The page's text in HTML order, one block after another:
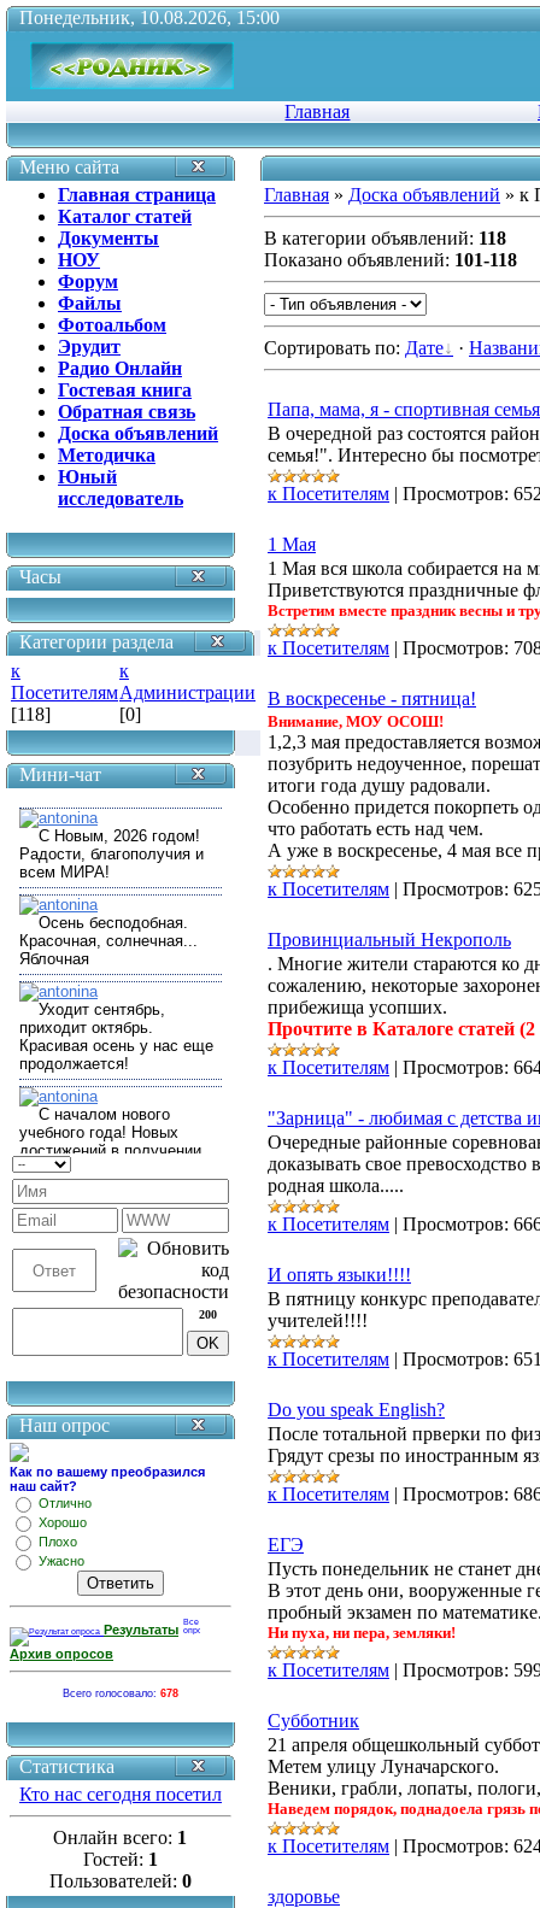
Понедельник, 10.08.2026, 15:00
Главная
Меню сайта
Главная страница
Каталог статей
Документы
НОУ
Форум
Файлы
Фотоальбом
Эрудит
Радио Онлайн
Гостевая книга
Обратная связь
Доска объявлений
Методичка
Юный
исследователь
Часы
Категории раздела
к
Посетителям
[118]
к
Администрации
[0]
Мини-чат
200
Наш опрос
Как по вашему преобразился
наш сайт?
Отлично
Хорошо
Плохо
Ужасно
Результаты
Архив опросов
Всего голосовало: 678
Статистика
Кто нас сегодня посетил
Онлайн всего: 1
Гостей: 1
Пользователей: 0
Главная » Доска объявлений » к
В категории объявлений: 118
Показано объявлений: 101-118
Сортировать по: Дате ·
Папа, мама, я - спортивная
В очередной раз состоятся
семья!". Интересно бы
к Посетителям | Просмотров:
1 Мая
1 Мая вся школа собирается
Приветствуются праздничные
Встретим вместе праздник весны и
к Посетителям | Просмотров:
В воскресенье - пятница!
Внимание, МОУ ОСОШ!
1,2,3 мая предоставляется
позубрить недоученное,
итоги года душу радовали.
Особенно придется покорпеть
что работать есть над чем.
А уже в воскресенье, 4 мая все
к Посетителям | Просмотров:
Провинциальный Некрополь
. Многие жители стараются ко
сожалению, некоторые
прибежища усопших.
Прочтите в Каталоге статей
к Посетителям | Просмотров:
"Зарница" - любимая с детства
Очередные районные
доказывать свое
родная школа.....
к Посетителям | Просмотров:
И опять языки!!!!
В пятницу конкурс
учителей!!!!
к Посетителям | Просмотров:
Do you speak English?
После тотальной прверки по
Грядут срезы по иностранным
к Посетителям | Просмотров:
ЕГЭ
Пусть понедельник не станет
В этот день они, вооруженные
пробный экзамен по
Ни пуха, ни пера, земляки!
к Посетителям | Просмотров:
Субботник
21 апреля общешкольный
Метем улицу Луначарского.
Веники, грабли, лопаты,
Наведем порядок, поднадоела грязь
к Посетителям | Просмотров:
здоровье